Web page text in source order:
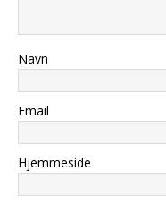
Navn
Email
Hjemmeside